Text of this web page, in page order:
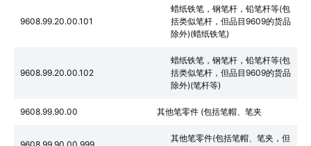
9608.99.20.00.101
蜡纸铁笔，钢笔杆，铅笔杆等(包
括类似笔杆，但品目9609的货品
除外)(蜡纸铁笔)
9608.99.20.00.102
蜡纸铁笔，钢笔杆，铅笔杆等(包
括类似笔杆，但品目9609的货品
除外)(笔杆等)
9608.99.90.00 其他笔零件 (包括笔帽、笔夹
其他笔零件(包括笔帽、笔夹，但